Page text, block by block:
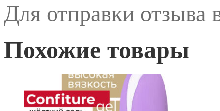
Для отправки отзыва
Похожие товары